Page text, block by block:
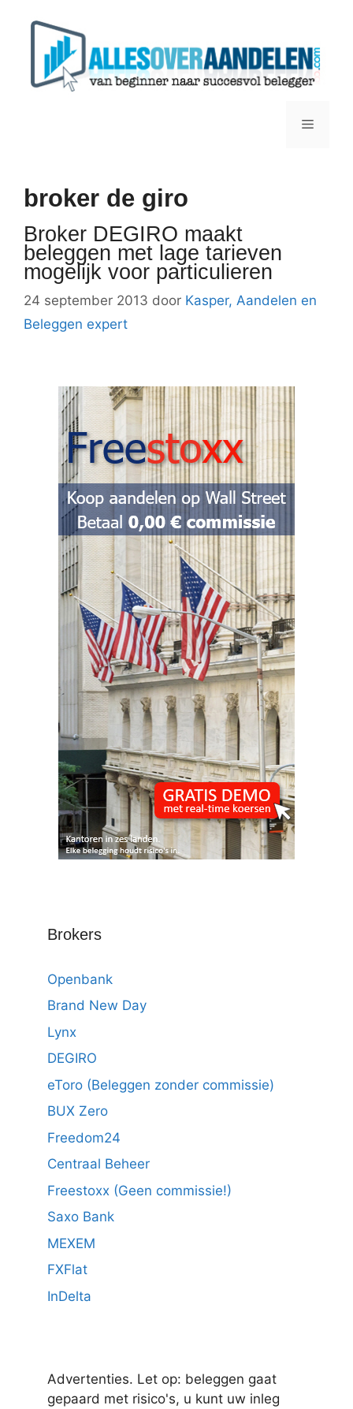
Menu
broker de giro
Broker DEGIRO maakt
beleggen met lage tarieven
mogelijk voor particulieren
24 september 2013 door Kasper, Aandelen en
Beleggen expert
Brokers
Openbank
Brand New Day
Lynx
DEGIRO
eToro (Beleggen zonder commissie)
BUX Zero
Freedom24
Centraal Beheer
Freestoxx (Geen commissie!)
Saxo Bank
MEXEM
FXFlat
InDelta
Advertenties. Let op: beleggen gaat
gepaard met risico's, u kunt uw inleg